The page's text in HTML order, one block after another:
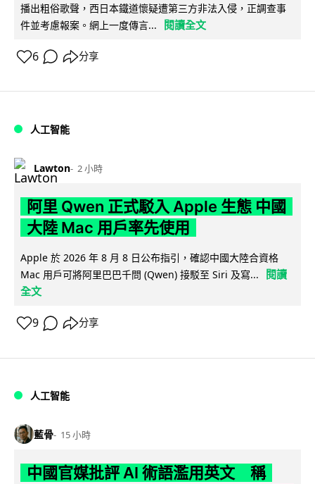
播出粗俗歌聲，西日本鐵道懷疑遭第三方非法入侵，正調查事
件並考慮報案。網上一度傳言...
閱讀全文
6 分享
人工智能
Lawton 2 小時
阿里 Qwen 正式駁入 Apple 生態 中國
大陸 Mac 用戶率先使用
Apple 於 2026 年 8 月 8 日公布指引，確認中國大陸合資格
Mac 用戶可將阿里巴巴千問 (Qwen) 接駁至 Siri 及寫...
閱讀
全文
9 分享
人工智能
藍骨 15 小時
中國官媒批評 AI 術語濫用英文 稱